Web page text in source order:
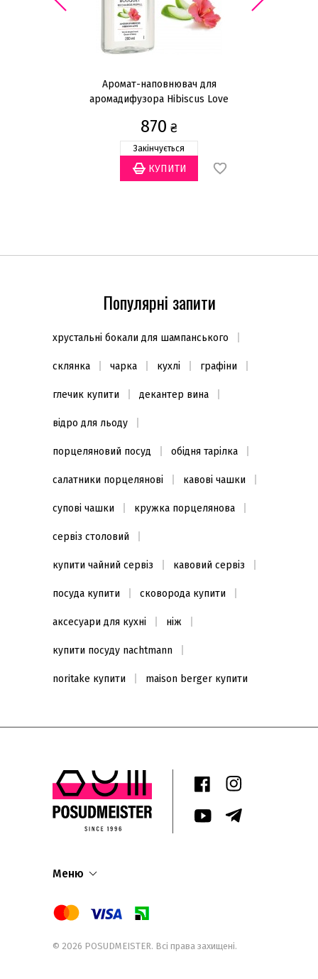
Аромат-наповнювач для
аромадифузора Hibiscus Love
870 ₴
Закінчується
Популярні запити
хрустальні бокали для шампанського
склянка чарка кухлі графіни
глечик купити декантер вина
відро для льоду
порцеляновий посуд обідня тарілка
салатники порцелянові кавові чашки
супові чашки кружка порцелянова
сервіз столовий
купити чайний сервіз кавовий сервіз
посуда купити сковорода купити
аксесуари для кухні ніж
купити посуду nachtmann
noritake купити maison berger купити
Меню
© 2026 POSUDMEISTER. Всі права захищені.